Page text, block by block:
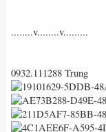
........v........v.........
0932.111288 Trung